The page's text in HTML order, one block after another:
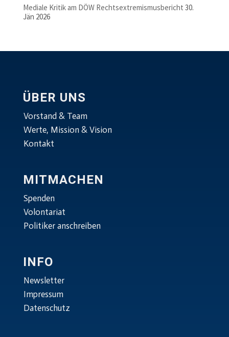
Mediale Kritik am DÖW Rechtsextremismusbericht 30.
Jän 2026
ÜBER UNS
Vorstand & Team
Werte, Mission & Vision
Kontakt
MITMACHEN
Spenden
Volontariat
Politiker anschreiben
INFO
Newsletter
Impressum
Datenschutz